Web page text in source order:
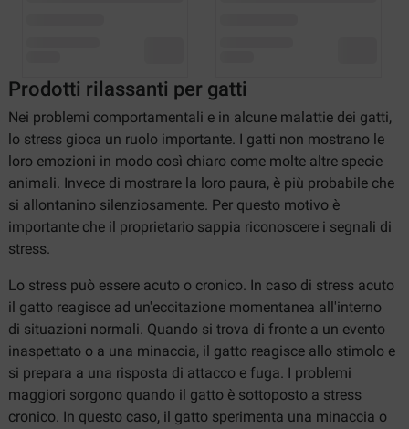
Prodotti rilassanti per gatti
Nei problemi comportamentali e in alcune malattie dei gatti,
lo stress gioca un ruolo importante. I gatti non mostrano le
loro emozioni in modo così chiaro come molte altre specie
animali. Invece di mostrare la loro paura, è più probabile che
si allontanino silenziosamente. Per questo motivo è
importante che il proprietario sappia riconoscere i segnali di
stress.
Lo stress può essere acuto o cronico. In caso di stress acuto
il gatto reagisce ad un'eccitazione momentanea all'interno
di situazioni normali. Quando si trova di fronte a un evento
inaspettato o a una minaccia, il gatto reagisce allo stimolo e
si prepara a una risposta di attacco e fuga. I problemi
maggiori sorgono quando il gatto è sottoposto a stress
cronico. In questo caso, il gatto sperimenta una minaccia o